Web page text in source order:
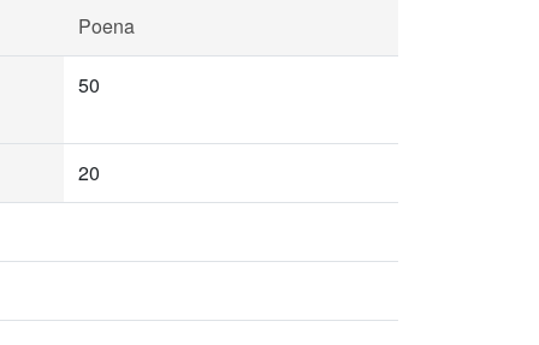
Poena
50
20